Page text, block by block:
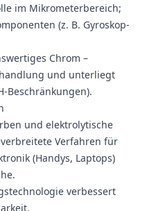
im Mikrometerbereich;
(z. B. Gyroskop-
Chrom –
und unterliegt
Beschränkungen).
und elektrolytische
Verfahren für
(Handys, Laptops)
verbessert